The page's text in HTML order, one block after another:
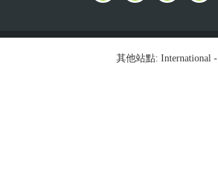
其他站點: International-